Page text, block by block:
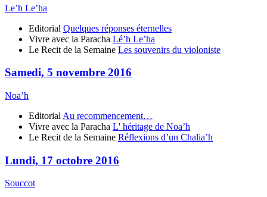
Le’h Le’ha
Editorial Quelques réponses éternelles
Vivre avec la Paracha Lé’h Le’ha
Le Recit de la Semaine Les souvenirs du violoniste
Samedi, 5 novembre 2016
Noa’h
Editorial Au recommencement…
Vivre avec la Paracha L' héritage de Noa’h
Le Recit de la Semaine Réflexions d’un Chalia’h
Lundi, 17 octobre 2016
Souccot